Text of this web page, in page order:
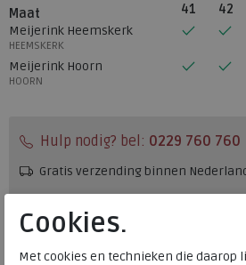
Maat 41 42
Meijerink Heemskerk
HEEMSKERK
Meijerink Hoorn
HOORN
Hulp nodig? bel: 0229 760 760
Gratis verzending binnen
Altijd retourneren, binnen 1
Cookies.
Met cookies en technieken die daarop